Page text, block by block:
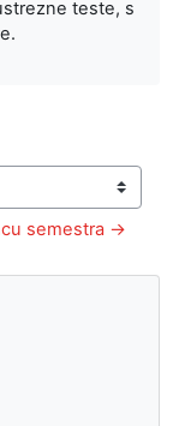
teste, s
semestra →